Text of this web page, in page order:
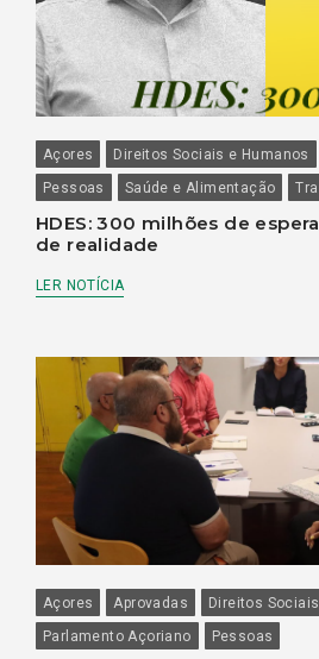
Açores Direitos Sociais e Humanos
Pessoas
Saúde e Alimentação
HDES: 300 milhões de
de realidade
LER NOTÍCIA
Açores Aprovadas Direitos
Parlamento Açoriano
Pessoas